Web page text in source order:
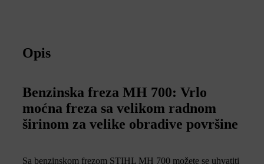
Opis
Benzinska freza MH 700: Vrlo
moćna freza sa velikom radnom
širinom za velike obradive površine
Sa benzinskom frezom STIHL MH 700 možete se uhvatiti